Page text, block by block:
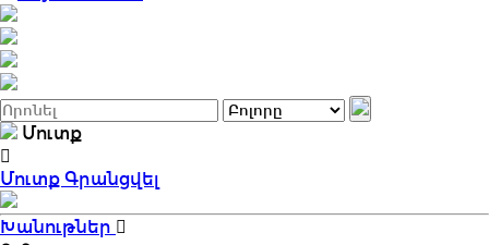
Մուտք
ՄուտքԳրանցվել
Խանութներ